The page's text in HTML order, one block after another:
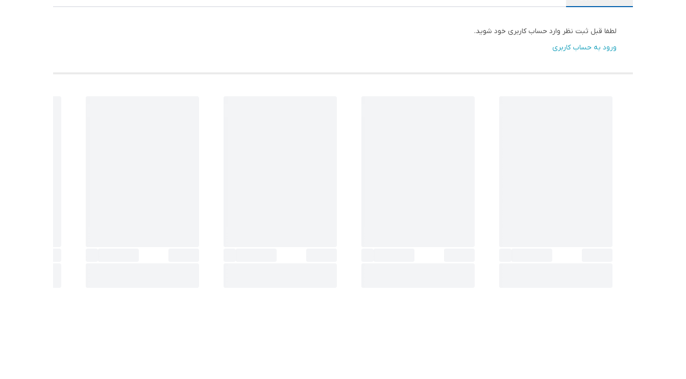
لطفا قبل ثبت نظر وارد حساب کاربری خود شوید.
ورود به حساب کاربری